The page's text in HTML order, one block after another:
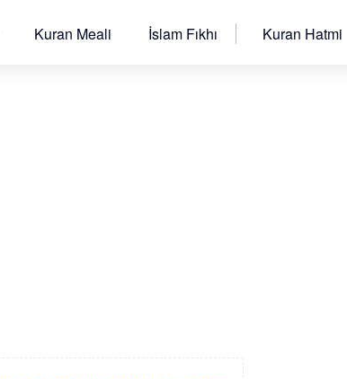
Kuran Meali İslam Fıkhı Kuran Hatmi